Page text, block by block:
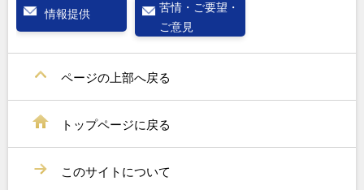
情報提供
苦情・ご要望・
ご意見
ページの上部へ戻る
トップページに戻る
このサイトについて